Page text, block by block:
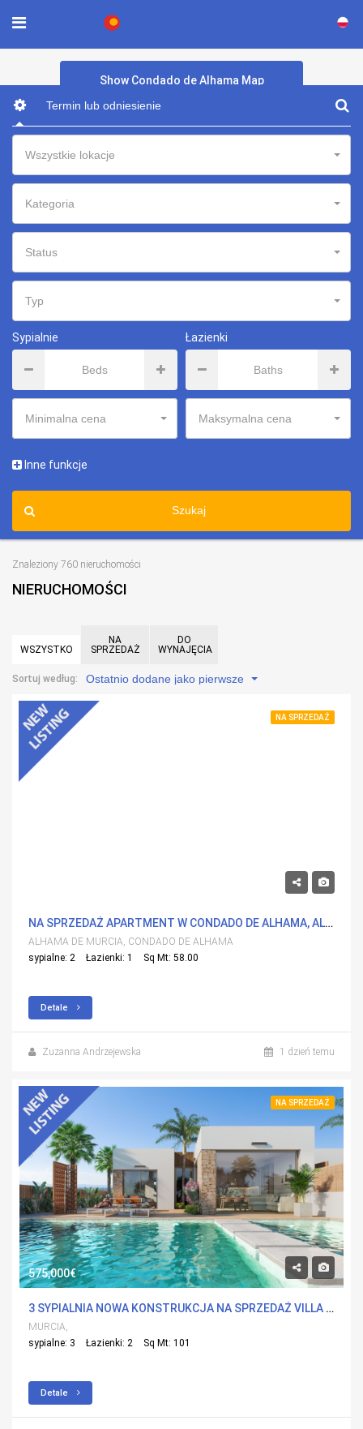
Show Condado de Alhama Map
Wszystkie lokacje
Kategoria
Status
Typ
Sypialnie Łazienki
Minimalna cena Maksymalna cena
Inne funkcje
Szukaj
Znaleziony 760 nieruchomości
NIERUCHOMOŚCI
WSZYSTKO
NA
SPRZEDAŻ
DO
WYNAJĘCIA
Sortuj według: Ostatnio dodane jako pierwsze
NA SPRZEDAŻ
NA SPRZEDAŻ APARTMENT W CONDADO DE ALHAMA, ALHAMA DE MURCIA Z BASENEM
ALHAMA DE MURCIA, CONDADO DE ALHAMA
sypialne: 2
Łazienki: 1 Sq Mt: 58.00
Detale
Zuzanna Andrzejewska 1 dzień temu
NA SPRZEDAŻ
575,000€
3 SYPIALNIA NOWA KONSTRUKCJA NA SPRZEDAŻ VILLA W LOS ALCÁZARES, MURCIA
MURCIA,
sypialne: 3
Łazienki: 2 Sq Mt: 101
Detale